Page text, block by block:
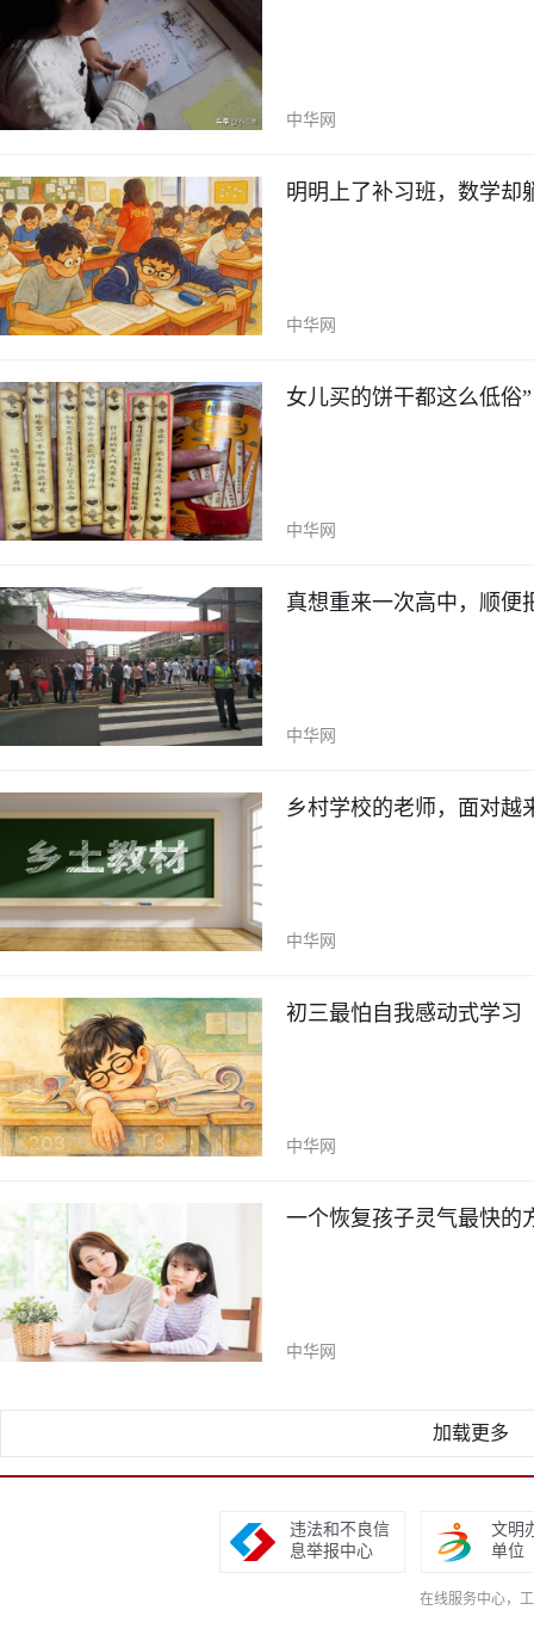
中华网
明明上了补习班，数学却
中华网
女儿买的饼干都这么低俗
中华网
真想重来一次高中，顺便
中华网
乡村学校的老师，面对越
中华网
初三最怕自我感动式学习
中华网
一个恢复孩子灵气最快的
中华网
加载更多
违法和不良信
息举报中心
文明
单位
在线服务中心，